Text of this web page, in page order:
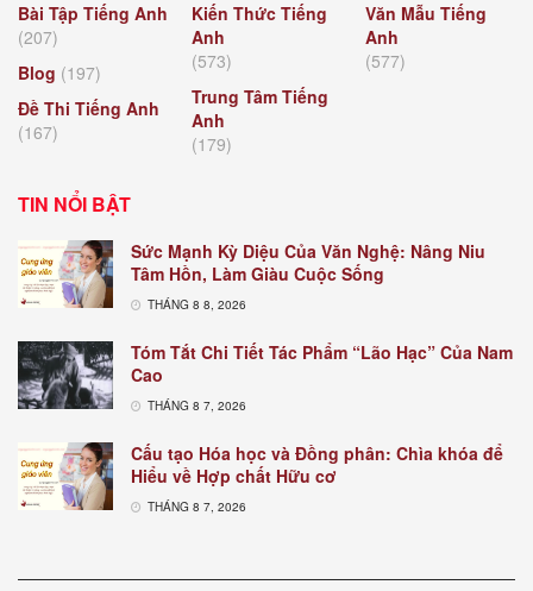
Bài Tập Tiếng Anh
(207)
Blog (197)
Đề Thi Tiếng Anh
(167)
Kiến Thức Tiếng
Anh
(573)
Trung Tâm Tiếng
Anh
(179)
Văn Mẫu Tiếng
Anh
(577)
TIN NỔI BẬT
Sức Mạnh Kỳ Diệu Của Văn Nghệ: Nâng Niu
Tâm Hồn, Làm Giàu Cuộc Sống
THÁNG 8 8, 2026
Tóm Tắt Chi Tiết Tác Phẩm “Lão Hạc” Của Nam
Cao
THÁNG 8 7, 2026
Cấu tạo Hóa học và Đồng phân: Chìa khóa để
Hiểu về Hợp chất Hữu cơ
THÁNG 8 7, 2026